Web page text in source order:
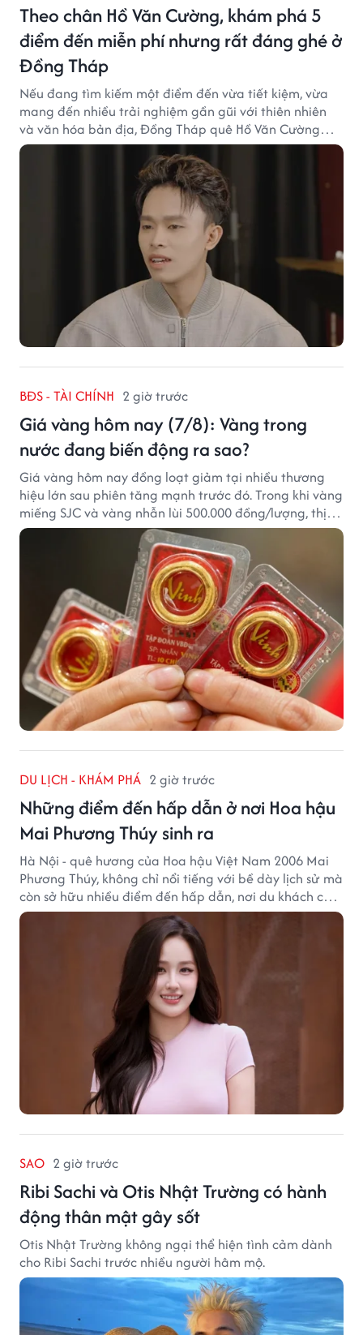
Theo chân Hồ Văn Cường, khám phá 5
điểm đến miễn phí nhưng rất đáng ghé ở
Đồng Tháp
Nếu đang tìm kiếm một điểm đến vừa tiết kiệm, vừa
mang đến nhiều trải nghiệm gần gũi với thiên nhiên
và văn hóa bản địa, Đồng Tháp quê Hồ Văn Cường
chắc chắn là lựa chọn đáng cân nhắc.
BĐS - TÀI CHÍNH 2 giờ trước
Giá vàng hôm nay (7/8): Vàng trong
nước đang biến động ra sao?
Giá vàng hôm nay đồng loạt giảm tại nhiều thương
hiệu lớn sau phiên tăng mạnh trước đó. Trong khi vàng
miếng SJC và vàng nhẫn lùi 500.000 đồng/lượng, thị
trường vẫn duy trì mặt bằng giá cao, với sự chênh
lệch đáng kể giữa các doanh nghiệp.
DU LỊCH - KHÁM PHÁ 2 giờ trước
Những điểm đến hấp dẫn ở nơi Hoa hậu
Mai Phương Thúy sinh ra
Hà Nội - quê hương của Hoa hậu Việt Nam 2006 Mai
Phương Thúy, không chỉ nổi tiếng với bề dày lịch sử mà
còn sở hữu nhiều điểm đến hấp dẫn, nơi du khách có
thể cảm nhận trọn vẹn vẻ đẹp cổ kính xen lẫn nhịp
sống hiện đại của Thủ đô.
SAO 2 giờ trước
Ribi Sachi và Otis Nhật Trường có hành
động thân mật gây sốt
Otis Nhật Trường không ngại thể hiện tình cảm dành
cho Ribi Sachi trước nhiều người hâm mộ.